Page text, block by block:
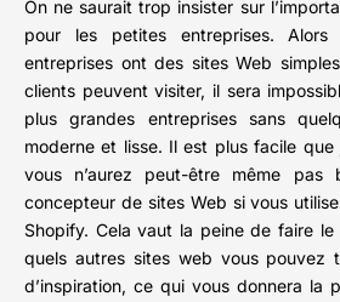
On ne saurait trop insister sur
pour les petites entreprises. Alors
entreprises ont des sites Web
clients peuvent visiter, il sera
plus grandes entreprises sans
moderne et lisse. Il est plus facile que
vous n’aurez peut-être même pas
concepteur de sites Web si vous
Shopify. Cela vaut la peine de faire
quels autres sites web vous pouvez
d’inspiration, ce qui vous donnera la